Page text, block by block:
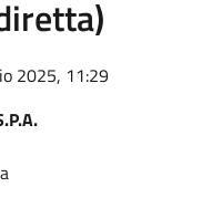
2025, 11:29